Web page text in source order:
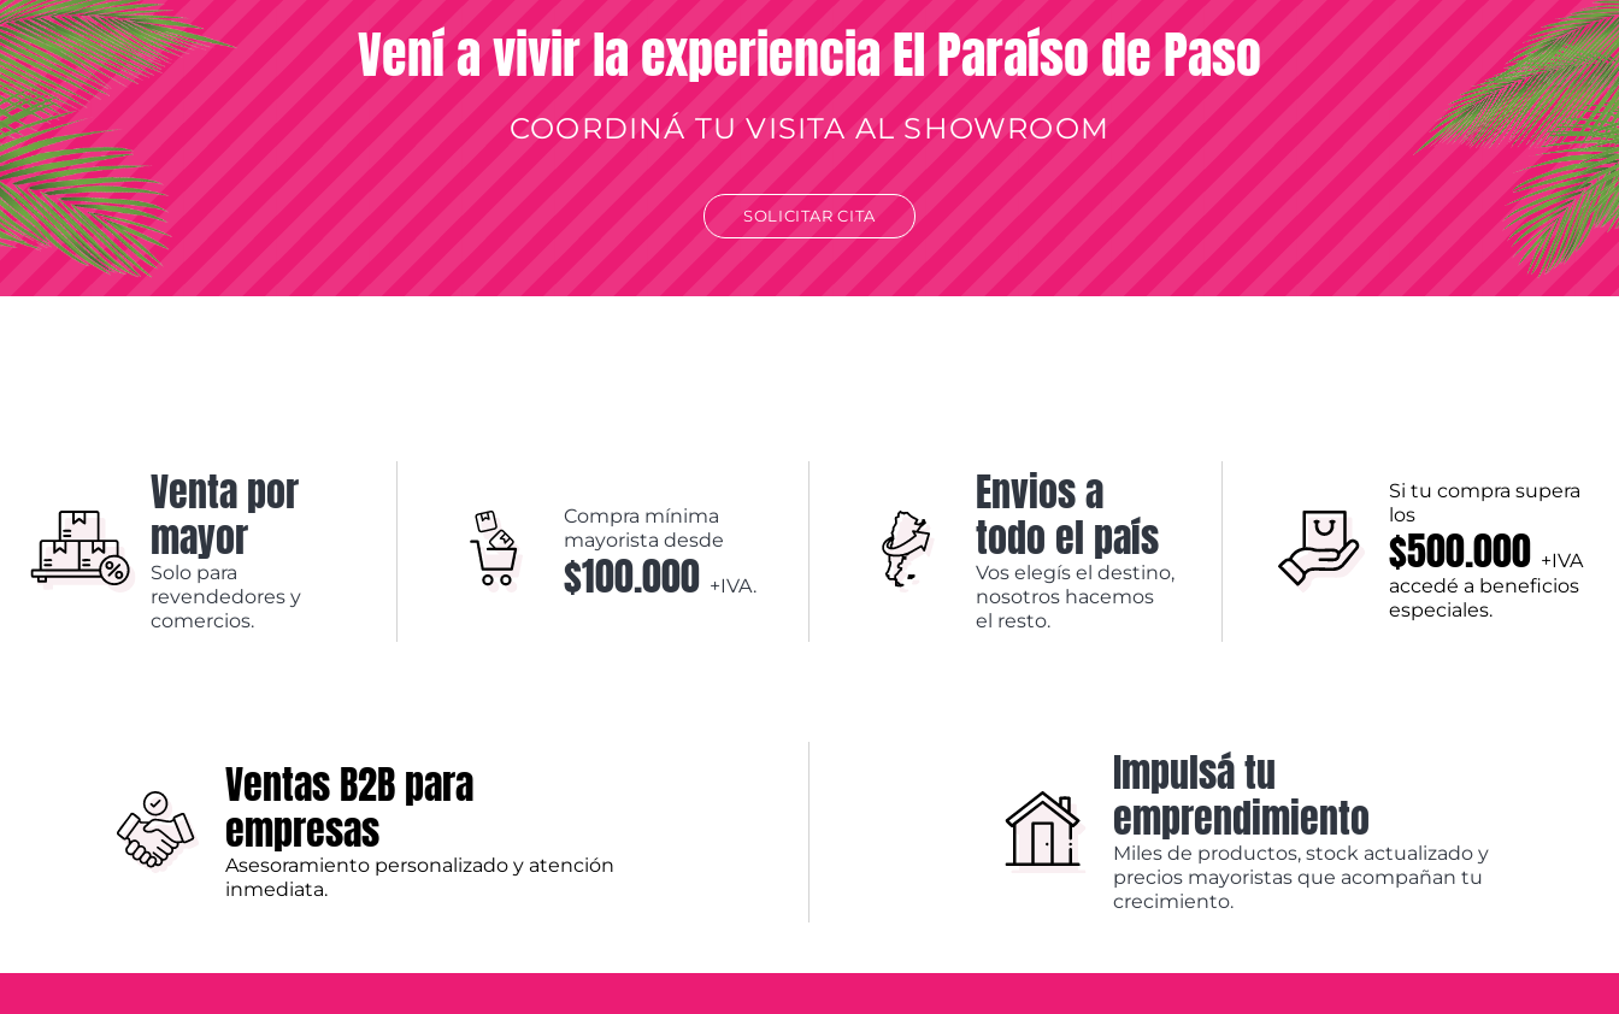
Vení a vivir la experiencia El Paraíso de Paso
COORDINÁ TU VISITA AL SHOWROOM
SOLICITAR CITA
Venta por
mayor
Solo para
revendedores y
comercios.
Compra mínima
mayorista desde
$100.000 +IVA.
Envios a
todo el país
Vos elegís el destino,
nosotros hacemos
el resto.
Si tu compra supera
los
$500.000 +IVA
accedé a beneficios
especiales.
Ventas B2B para
empresas
Asesoramiento personalizado y atención
inmediata.
Impulsá tu
emprendimiento
Miles de productos, stock actualizado y
precios mayoristas que acompañan tu
crecimiento.